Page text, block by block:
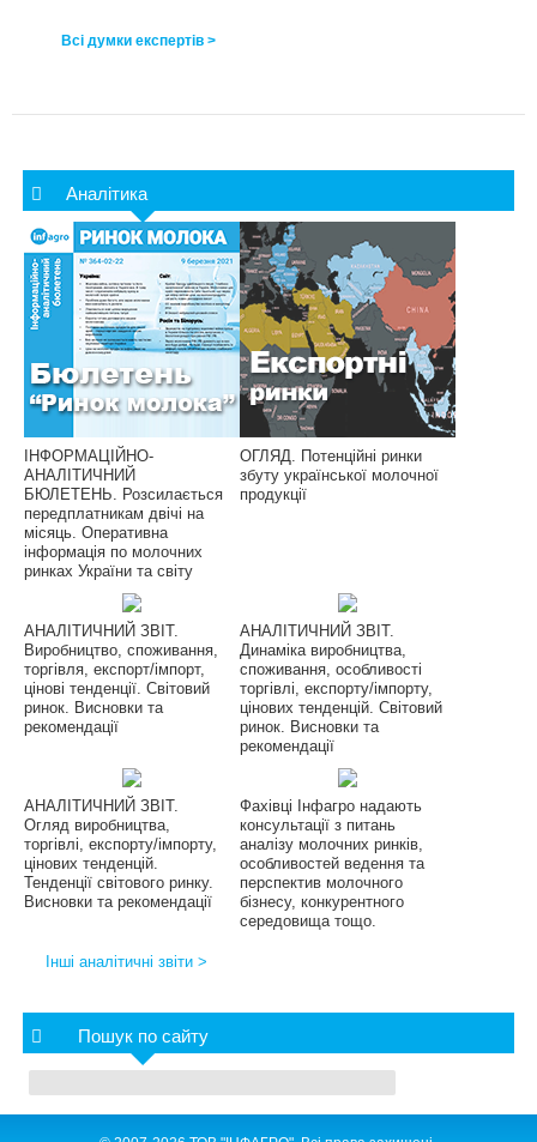
Всі думки експертів >
Аналітика
ІНФОРМАЦІЙНО-
АНАЛІТИЧНИЙ
БЮЛЕТЕНЬ. Розсилається
передплатникам двічі на
місяць. Оперативна
інформація по молочних
ринках України та світу
ОГЛЯД. Потенційні ринки
збуту української молочної
продукції
АНАЛІТИЧНИЙ ЗВІТ.
Виробництво, споживання,
торгівля, експорт/імпорт,
цінові тенденції. Світовий
ринок. Висновки та
рекомендації
АНАЛІТИЧНИЙ ЗВІТ.
Динаміка виробництва,
споживання, особливості
торгівлі, експорту/імпорту,
цінових тенденцій. Світовий
ринок. Висновки та
рекомендації
АНАЛІТИЧНИЙ ЗВІТ.
Огляд виробництва,
торгівлі, експорту/імпорту,
цінових тенденцій.
Тенденції світового ринку.
Висновки та рекомендації
Фахівці Інфагро надають
консультації з питань
аналізу молочних ринків,
особливостей ведення та
перспектив молочного
бізнесу, конкурентного
середовища тощо.
Інші аналітичні звіти >
Пошук по сайту